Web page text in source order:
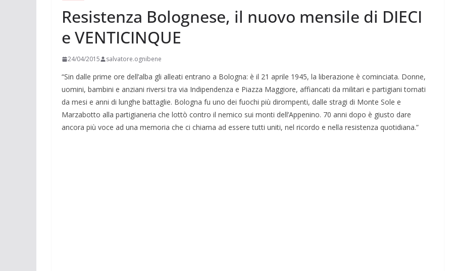
Resistenza Bolognese, il nuovo mensile di DIECI
e VENTICINQUE
24/04/2015 salvatore.ognibene
“Sin dalle prime ore dell’alba gli alleati entrano a Bologna: è il 21 aprile 1945, la liberazione è cominciata. Donne,
uomini, bambini e anziani riversi tra via Indipendenza e Piazza Maggiore, affiancati da militari e partigiani tornati
da mesi e anni di lunghe battaglie. Bologna fu uno dei fuochi più dirompenti, dalle stragi di Monte Sole e
Marzabotto alla partigianeria che lottò contro il nemico sui monti dell’Appenino. 70 anni dopo è giusto dare
ancora più voce ad una memoria che ci chiama ad essere tutti uniti, nel ricordo e nella resistenza quotidiana.”